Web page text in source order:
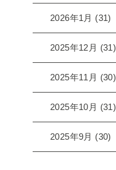
2026年1月 (31)
2025年12月 (31)
2025年11月 (30)
2025年10月 (31)
2025年9月 (30)